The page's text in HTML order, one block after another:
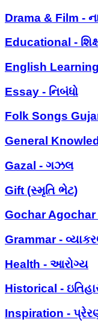
Drama & Film -
Educational -
English
Essay - નિબંધો
Folk Songs
General
Gazal - ગઝલ
Gift (સ્મૃતિ ભેટ)
Gochar Agochar
Grammar -
Health - આરોગ્ય
Historical -
Inspiration -